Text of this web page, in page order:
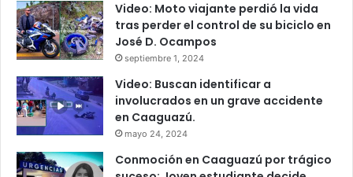
Video: Moto viajante perdió la vida
tras perder el control de su biciclo en
José D. Ocampos
septiembre 1, 2024
Video: Buscan identificar a
involucrados en un grave accidente
en Caaguazú.
mayo 24, 2024
Conmoción en Caaguazú por trágico